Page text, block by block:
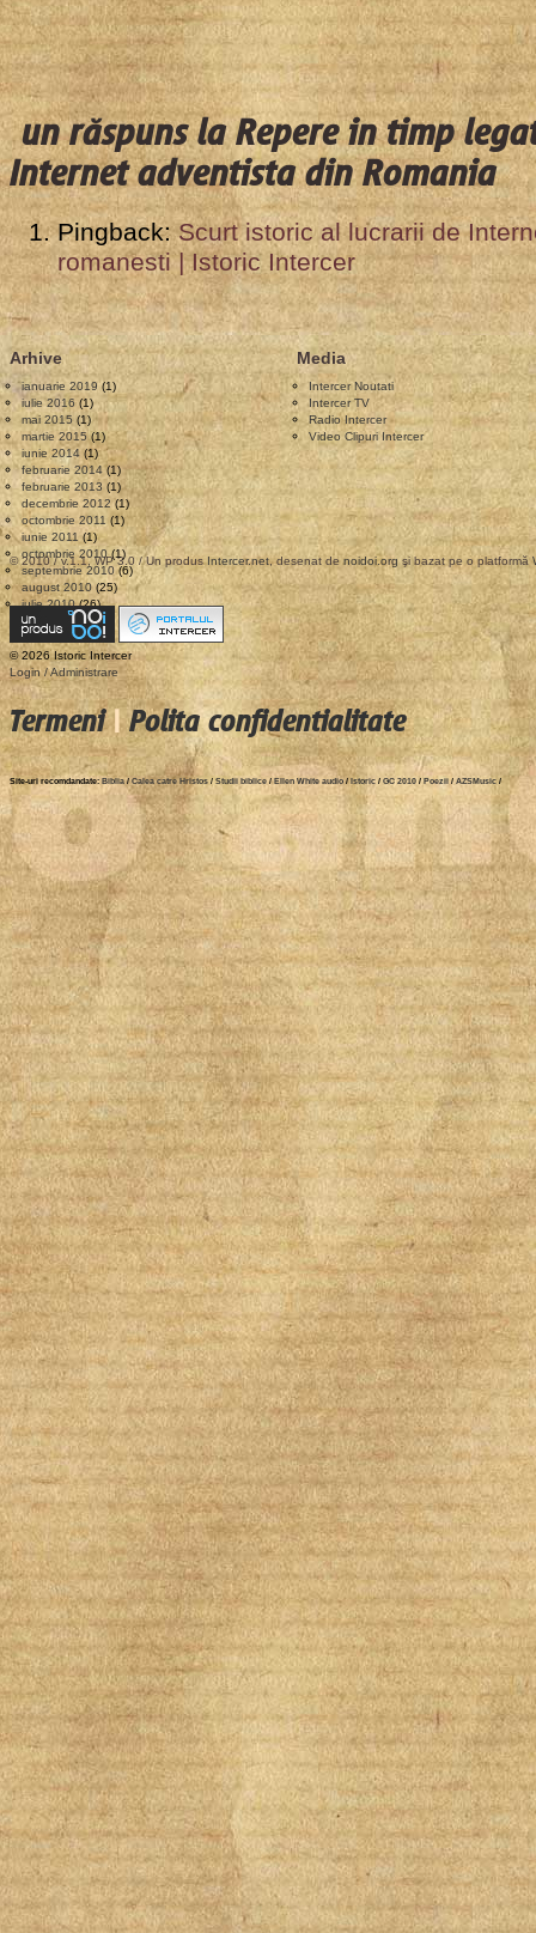
un răspuns la Repere in timp
Internet adventista din Romania
Pingback:Scurt istoric al lucrarii de
romanesti | Istoric Intercer
Arhive
ianuarie 2019(1)
iulie 2016 (1)
mai 2015 (1)
martie 2015(1)
iunie 2014 (1)
februarie 2014(1)
februarie 2013 (1)
decembrie 2012 (1)
octombrie 2011 (1)
iunie 2011 (1)
octombrie 2010 (1)
septembrie 2010(6)
august 2010 (25)
iulie 2010(26)
Media
Intercer Noutati
Intercer TV
Radio Intercer
Video Clipuri Intercer
© 2010 / v.1.1, WP 3.0 / Un produsIntercer.net, desenat de noidoi.org şi bazat pe o platformă
© 2026 Istoric Intercer
Login / Administrare
Termeni|Polita confidentialitate
Site-uri recomdandate: Biblia/ Calea catre Hristos / Studii biblice /Ellen White audio / Istoric / GC 2010 / Poezii / AZSMusic /